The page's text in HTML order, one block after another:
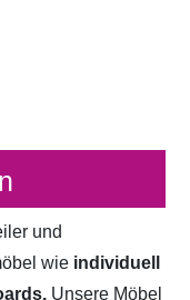
und
wie individuell
Unsere Möbel